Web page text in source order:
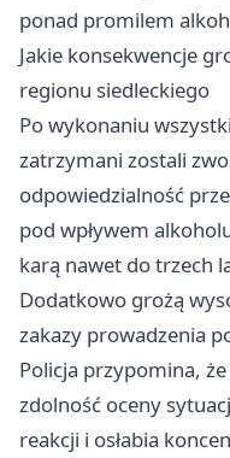
ponad promilem
Jakie konsekwencje
regionu siedleckiego
Po wykonaniu
zatrzymani zostali
odpowiedzialność
pod wpływem
karą nawet do trzech
Dodatkowo grożą
zakazy prowadzenia
Policja przypomina,
zdolność oceny
reakcji i osłabia